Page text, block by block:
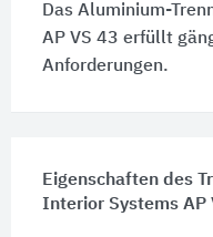
Das Aluminium-
AP VS 43 erfüllt
Anforderungen.
Eigenschaften des
Interior Systems AP